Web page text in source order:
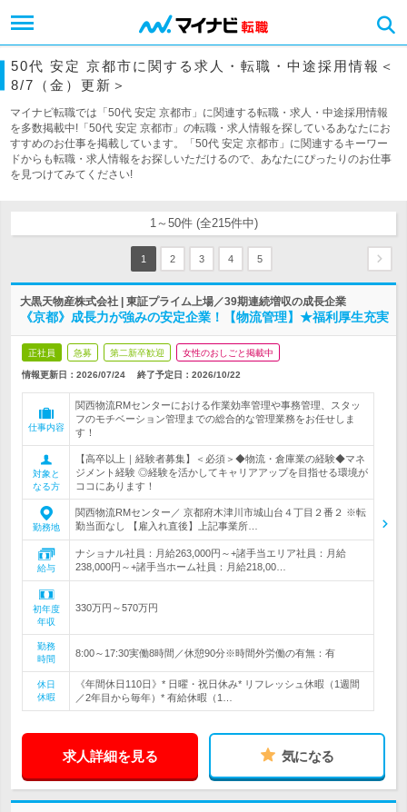
50代 安定 京都市に関する求人・転職・中途採用情報＜
8/7（金）更新＞
マイナビ転職では「50代 安定 京都市」に関連する転職・求人・中途採用情報
を多数掲載中!「50代 安定 京都市」の転職・求人情報を探しているあなたにお
すすめのお仕事を掲載しています。「50代 安定 京都市」に関連するキーワー
ドからも転職・求人情報をお探しいただけるので、あなたにぴったりのお仕事
を見つけてみてください!
1～50件 (全215件中)
1 2 3 4 5
大黒天物産株式会社 | 東証プライム上場／39期連続増収の成長企業
《京都》成長力が強みの安定企業！【物流管理】★福利厚生充実
正社員 急募 第二新卒歓迎 女性のおしごと掲載中
情報更新日：2026/07/24 終了予定日： 2026/10/22
仕事内容
関西物流RMセンターにおける作業効率管理や事務管理、スタッ
フのモチベーション管理までの総合的な管理業務をお任せしま
す！
対象と
なる方
【高卒以上｜経験者募集】＜必須＞◆物流・倉庫業の経験◆マネ
ジメント経験 ◎経験を活かしてキャリアアップを目指せる環境が
ココにあります！
勤務地
関西物流RMセンター／ 京都府木津川市城山台４丁目２番２ ※転
勤当面なし 【雇入れ直後】上記事業所…
給与
ナショナル社員：月給263,000円～+諸手当エリア社員：月給
238,000円～+諸手当ホーム社員：月給218,00…
初年度
年収
330万円～570万円
勤務
時間
8:00～17:30実働8時間／休憩90分※時間外労働の有無：有
休日
休暇
《年間休日110日》* 日曜・祝日休み* リフレッシュ休暇（1週間
／2年目から毎年）* 有給休暇（1…
求人詳細を見る 気になる